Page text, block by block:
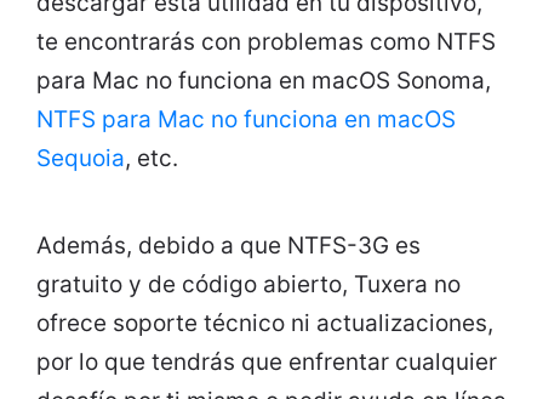
te encontrarás con problemas como NTFS
para Mac no funciona en macOS Sonoma,
NTFS para Mac no funciona en macOS
Sequoia, etc.
Además, debido a que NTFS-3G es
gratuito y de código abierto, Tuxera no
ofrece soporte técnico ni actualizaciones,
por lo que tendrás que enfrentar cualquier